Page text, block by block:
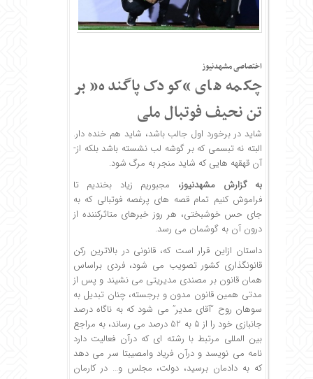
اختصاصی مشهدنیوز
چکمه های “کودک پاگنده” بر
تن نحیف فوتبال ملی
شاید در برخورد اول جالب باشد، شاید هم خنده­ دار.
البته نه تبسمی که بر گوشه لب نشسته باشد بلکه از­
آن قهقهه­ هایی که شاید منجر به مرگ شود.
به گزارش مشهدنیوز، مجبوریم زیاد بخندیم تا
فراموش کنیم تمام قصه­ های پرغصه فوتبالی که به
جای حس خوشبختی، هر روز خبرهای متاثر­کننده از
درون آن به گوشمان می رسد.
داستان از­این قرار است که، قانونی در بالاترین رکن
قانونگذاری کشور تصویب می ­شود، فردی براساس
همان قانون بر مصندی مدیریتی می ­نشیند و پس از
مدتی همین قانون مدون و برجسته، چنان تبدیل به
سوهان روح “آقای مدیر” می­ شود که به ناگاه درصد
جانبازی خود را از 5 به 52 درصد می­ رساند، به مراجع
بین­ المللی مرتبط با رشته ای که در­آن فعالیت دارد
نامه می­ نویسد و در­آن فریاد وامصیبتا سر می­ دهد
که به دادمان برسید، دولت، مجلس و… در کارمان